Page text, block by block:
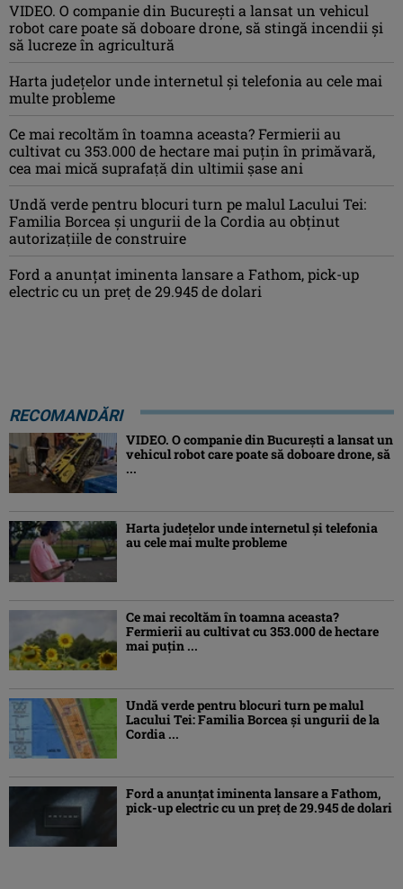
VIDEO. O companie din București a lansat un vehicul
robot care poate să doboare drone, să stingă incendii și
să lucreze în agricultură
Harta județelor unde internetul și telefonia au cele mai
multe probleme
Ce mai recoltăm în toamna aceasta? Fermierii au
cultivat cu 353.000 de hectare mai puțin în primăvară,
cea mai mică suprafață din ultimii șase ani
Undă verde pentru blocuri turn pe malul Lacului Tei:
Familia Borcea și ungurii de la Cordia au obținut
autorizațiile de construire
Ford a anunțat iminenta lansare a Fathom, pick-up
electric cu un preț de 29.945 de dolari
RECOMANDĂRI
VIDEO. O companie din București a lansat un
vehicul robot care poate să doboare drone, să
...
Harta județelor unde internetul și telefonia
au cele mai multe probleme
Ce mai recoltăm în toamna aceasta?
Fermierii au cultivat cu 353.000 de hectare
mai puțin ...
Undă verde pentru blocuri turn pe malul
Lacului Tei: Familia Borcea și ungurii de la
Cordia ...
Ford a anunțat iminenta lansare a Fathom,
pick-up electric cu un preț de 29.945 de dolari